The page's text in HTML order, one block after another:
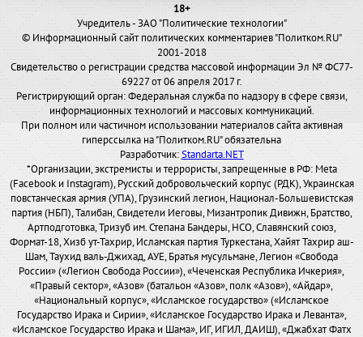
18+
Учредитель - ЗАО "Политические технологии"
© Информационный сайт политических комментариев "Политком.RU"
2001-2018
Свидетельство о регистрации средства массовой информации Эл № ФС77-
69227 от 06 апреля 2017 г.
Регистрирующий орган: Федеральная служба по надзору в сфере связи,
информационных технологий и массовых коммуникаций.
При полном или частичном использовании материалов сайта активная
гиперссылка на "Политком.RU" обязательна
Разработчик:Standarta.NET
*Организации, экстремисты и террористы, запрещенные в РФ: Meta
(Facebook и Instagram), Русский добровольческий корпус (РДК), Украинская
повстанческая армия (УПА), Грузинский легион, Национал-Большевистская
партия (НБП), Талибан, Свидетели Иеговы, Мизантропик Дивижн, Братство,
Артподготовка, Тризуб им. Степана Бандеры, НСО, Славянский союз,
Формат-18, Хизб ут-Тахрир, Исламская партия Туркестана, Хайят Тахрир аш-
Шам, Таухид валь-Джихад, АУЕ, Братья мусульмане, Легион «Свобода
России» («Легион Свобода России»), «Чеченская Республика Ичкерия»,
«Правый сектор», «Азов» (батальон «Азов», полк «Азов»), «Айдар»,
«Национальный корпус», «Исламское государство» («Исламское
Государство Ирака и Сирии», «Исламское Государство Ирака и Леванта»,
«Исламское Государство Ирака и Шама», ИГ, ИГИЛ, ДАИШ), «Джабхат Фатх